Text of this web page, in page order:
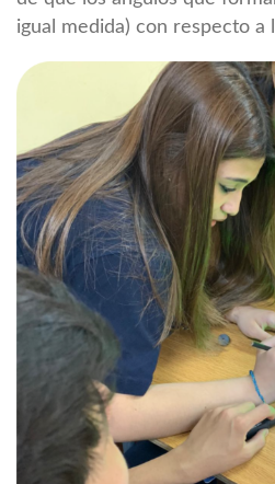
igual medida) con respecto a